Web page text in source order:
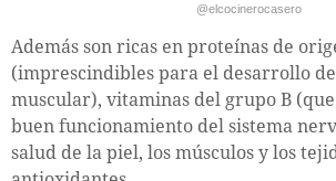
@elcocinerocasero
Además son ricas en proteínas de
(imprescindibles para el desarrollo
muscular), vitaminas del grupo B
buen funcionamiento del sistema
salud de la piel, los músculos y los